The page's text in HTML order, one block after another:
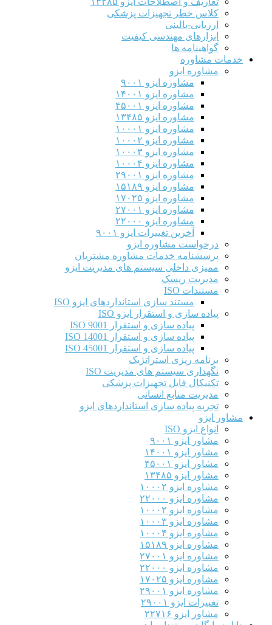
کلاس خطر تجهیزات پزشکی
ارزیابی-بالینی
ابزارهای مهندسی کیفیت
گواهینامه ها
خدمات مشاوره
مشاوره ایزو
مشاوره ایزو ۹۰۰۱
مشاوره ایزو ۱۴۰۰۱
مشاوره ایزو ۴۵۰۰۱
مشاوره ایزو ۱۳۴۸۵
مشاوره ایزو ۱۰۰۰۱
مشاوره ایزو ۱۰۰۰۲
مشاوره ایزو ۱۰۰۰۳
مشاوره ایزو ۱۰۰۰۴
مشاوره ایزو ۲۹۰۰۱
مشاوره ایزو ۱۵۱۸۹
مشاوره ایزو ۱۷۰۲۵
مشاوره ایزو ۲۷۰۰۱
مشاوره ایزو ۲۲۰۰۰
آخرین تغییرات ایزو ۹۰۰۱
درخواست مشاوره ایزو
پرسشنامه خدمات مشاوره مشتریان
ممیزی داخلی سیستم های مدیریت ایزو
مدیریت ریسک
مستندات ISO
مستند سازی استانداردهای ایزو ISO
پیاده سازی و استقرار ایزو ISO
پیاده سازی و استقرار ISO 9001​
پیاده سازی و استقرار ISO 14001
پیاده سازی و استقرار ISO 45001
برنامه ریزی استراتژیک
نگهداری سیستم های مدیریت ISO
تکنیکال فایل تجهیزات پزشکی
مدیریت منابع انسانی
تجربه پیاده سازی استانداردهای ایزو
مشاور ایزو
انواع ایزو ISO
مشاور ایزو ۹۰۰۱
مشاور ایزو ۱۴۰۰۱
مشاور ایزو ۴۵۰۰۱
مشاور ایزو ۱۳۴۸۵
مشاوره ایزو ۱۰۰۰۲
مشاوره ایزو ۲۲۰۰۰
مشاوره ایزو ۱۰۰۰۲
مشاوره ایزو ۱۰۰۰۳
مشاوره ایزو ۱۰۰۰۴
مشاوره ایزو ۱۵۱۸۹
مشاوره ایزو ۲۷۰۰۱
مشاوره ایزو ۲۲۰۰۰
مشاوره ایزو ۱۷۰۲۵
مشاوره ایزو ۲۹۰۰۱
تغییرات ایزو ۲۹۰۰۱
مشاور ایزو ۲۲۷۱۶